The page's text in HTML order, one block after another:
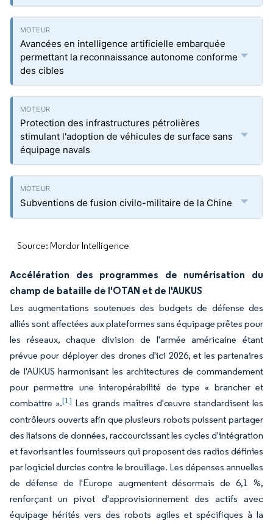
Avancées en intelligence artificielle embarquée
permettant la reconnaissance autonome conforme
des cibles
Protection des infrastructures pétrolières
stimulant l'adoption de véhicules de surface sans
équipage navals
Subventions de fusion civilo-militaire de la Chine
Source: Mordor Intelligence
Accélération des programmes de numérisation du
champ de bataille de l'OTAN et de l'AUKUS
Les augmentations soutenues des budgets de défense des
alliés sont affectées aux plateformes sans équipage prêtes pour
les réseaux, chaque division de l'armée américaine étant
prévue pour déployer des drones d'ici 2026, et les partenaires
de l'AUKUS harmonisant les architectures de commandement
pour permettre une interopérabilité de type « brancher et
combattre ».[1] Les grands maîtres d'œuvre standardisent les
contrôleurs ouverts afin que plusieurs robots puissent partager
des liaisons de données, raccourcissant les cycles d'intégration
et favorisant les fournisseurs qui proposent des radios définies
par logiciel durcies contre le brouillage. Les dépenses annuelles
de défense de l'Europe augmentent désormais de 6,1 %,
renforçant un pivot d'approvisionnement des actifs avec
équipage hérités vers des robots agiles et spécifiques à la